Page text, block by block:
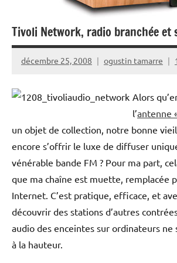
Tivoli Network, radio branchée et
décembre 25, 2008 ogustin tamarre
Alors
l’antenne
un objet de collection, notre bonne
encore s’offrir le luxe de diffuser
vénérable bande FM ? Pour ma part,
que ma chaîne est muette, remplacée
Internet. C’est pratique, efficace, et
découvrir des stations d’autres
audio des enceintes sur ordinateurs ne
à la hauteur.